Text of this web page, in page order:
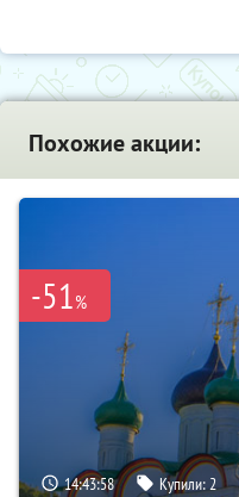
Похожие акции:
-51%
14:43:57 Купили:2